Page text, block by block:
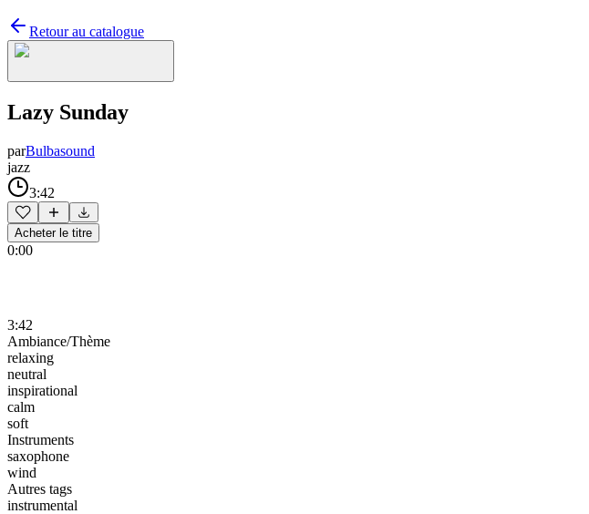
Retour au catalogue
Lazy Sunday
parBulbasound
jazz
3:42
Acheter le titre
0:00
3:42
Ambiance/Thème
relaxing
neutral
inspirational
calm
soft
Instruments
saxophone
wind
Autres tags
instrumental